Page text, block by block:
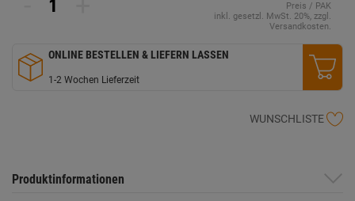
Preis / PAK
inkl. gesetzl. MwSt. 20%, zzgl.
Versandkosten.
ONLINE BESTELLEN & LIEFERN LASSEN
1-2 Wochen Lieferzeit
WUNSCHLISTE
Produktinformationen